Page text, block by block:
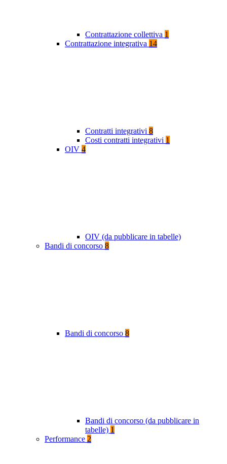
Contrattazione collettiva 1
Contrattazione integrativa 14
Contratti integrativi 8
Costi contratti integrativi 1
OIV 4
OIV (da pubblicare in tabelle)
Bandi di concorso 8
Bandi di concorso 8
Bandi di concorso (da pubblicare in
tabelle) 1
Performance 2